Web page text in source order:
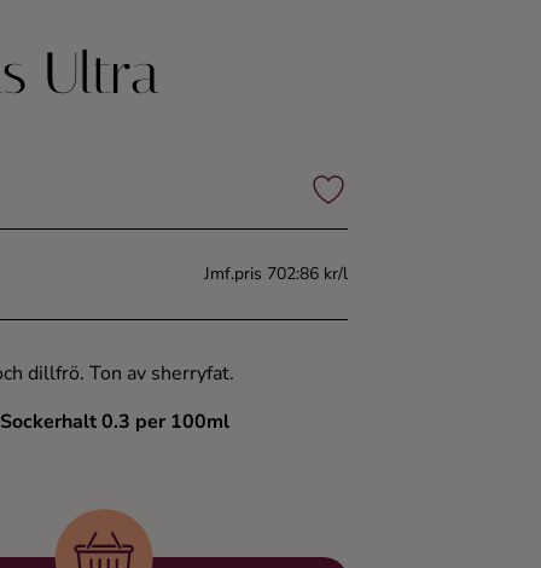
Ultra
Jmf.pris 702:86 kr/l
dillfrö. Ton av sherryfat.
0.3 per 100ml